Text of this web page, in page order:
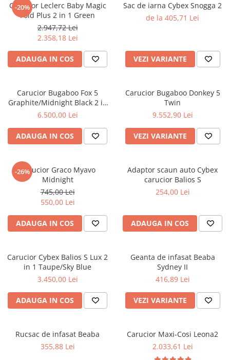
-20%
Carucior Leclerc Baby Magic
Fold Plus 2 in 1 Green
2.947,72 Lei
2.358,18 Lei
ADAUGA IN COS
Sac de iarna Cybex Snogga 2
de la 405,71 Lei
VEZI VARIANTE
Carucior Bugaboo Fox 5
Graphite/Midnight Black 2 in
1
6.500,00 Lei
ADAUGA IN COS
Carucior Bugaboo Donkey 5
Twin
9.552,90 Lei
VEZI VARIANTE
-26%
Carucior Graco Myavo
Midnight
745,00 Lei
550,00 Lei
ADAUGA IN COS
Adaptor scaun auto Cybex
carucior Balios S
254,00 Lei
ADAUGA IN COS
Carucior Cybex Balios S Lux 2
in 1 Taupe/Sky Blue
3.450,00 Lei
ADAUGA IN COS
Geanta de infasat Beaba
Sydney II
416,89 Lei
VEZI VARIANTE
Rucsac de infasat Beaba
355,88 Lei
Carucior Maxi-Cosi Leona2
2.033,61 Lei